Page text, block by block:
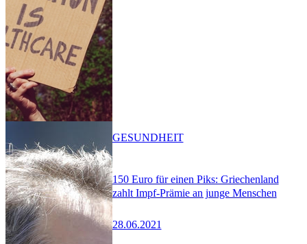
150 Euro für einen Piks: Griechenland
zahlt Impf-Prämie an junge Menschen
28.06.2021
GESUNDHEIT